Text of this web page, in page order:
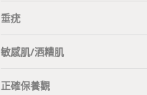
垂疣
敏感肌/酒糟肌
正確保養觀